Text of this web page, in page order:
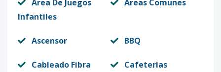
Area De Juegos
Infantiles
Áreas Comunes
Ascensor BBQ
Cableado Fibra
Cafeterìas